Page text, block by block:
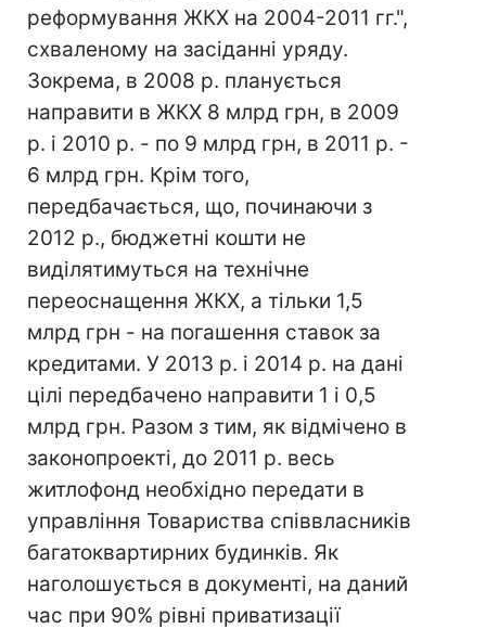
реформування ЖКХ на 2004-2011 гг.",
схваленому на засіданні уряду.
Зокрема, в 2008 р. планується
направити в ЖКХ 8 млрд грн, в 2009
р. і 2010 р. - по 9 млрд грн, в 2011 р. -
6 млрд грн. Крім того,
передбачається, що, починаючи з
2012 р., бюджетні кошти не
виділятимуться на технічне
переоснащення ЖКХ, а тільки 1,5
млрд грн - на погашення ставок за
кредитами. У 2013 р. і 2014 р. на дані
цілі передбачено направити 1 і 0,5
млрд грн. Разом з тим, як відмічено в
законопроекті, до 2011 р. весь
житлофонд необхідно передати в
управління Товариства співвласників
багатоквартирних будинків. Як
наголошується в документі, на даний
час при 90% рівні приватизації